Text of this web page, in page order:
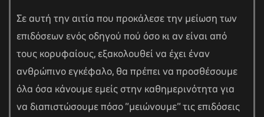
Σε αυτή την αιτία που προκάλεσε την μείωση των
επιδόσεων ενός οδηγού πού όσο κι αν είναι από
τους κορυφαίους, εξακολουθεί να έχει έναν
ανθρώπινο εγκέφαλο, θα πρέπει να προσθέσουμε
όλα όσα κάνουμε εμείς στην καθημερινότητα για
να διαπιστώσουμε πόσο “μειώνουμε” τις επιδόσεις